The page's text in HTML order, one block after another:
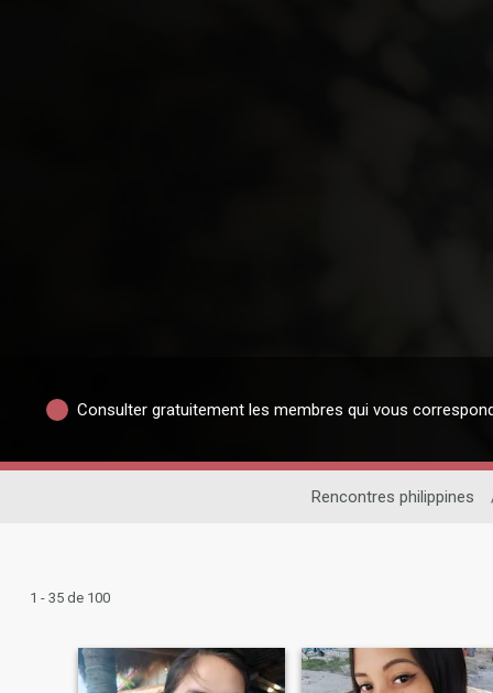
Consulter gratuitement les membres qui vous
Rencontres philippines
1 - 35 de 100